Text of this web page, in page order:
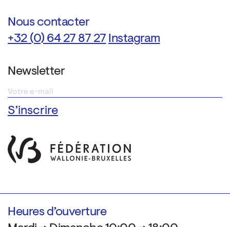
Nous contacter
+32 (0) 64 27 87 27 Instagram
Newsletter
Heures d’ouverture